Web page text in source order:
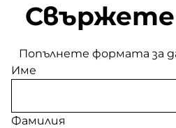
Свържете
Попълнете формата за
Име
Фамилия